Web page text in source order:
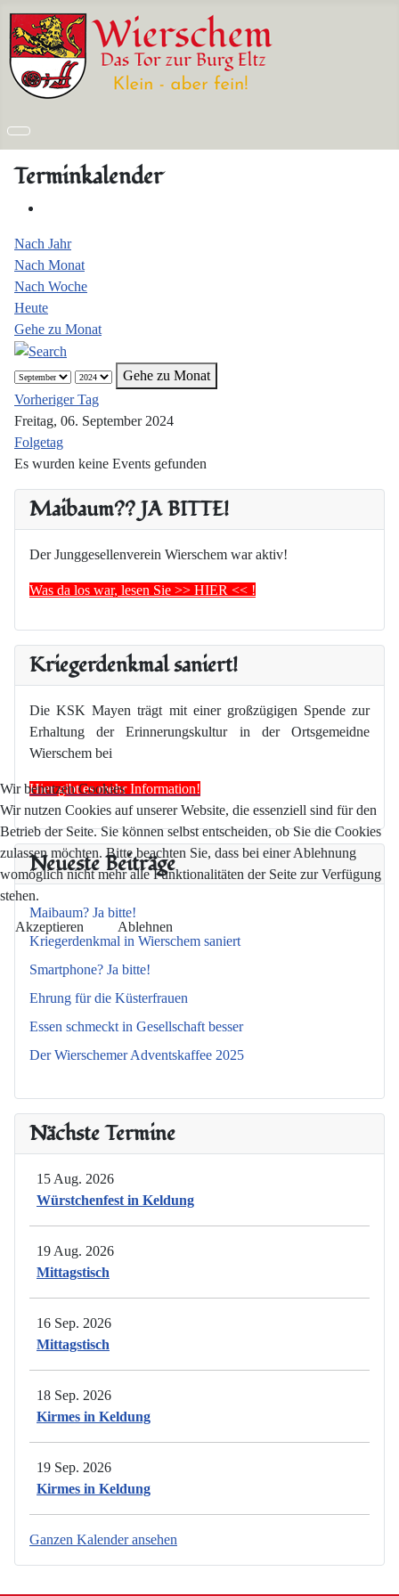
Maibaum?? JA BITTE!
Der Junggesellenverein Wierschem war aktiv!
Was da los war, lesen Sie >> HIER << !
Kriegerdenkmal saniert!
Die KSK Mayen trägt mit einer großzügigen Spende zur
Erhaltung der Erinnerungskultur in der Ortsgemeidne
Wierschem bei
Hier gibt es mehr Information!
Neueste Beiträge
Maibaum? Ja bitte!
Kriegerdenkmal in Wierschem saniert
Smartphone? Ja bitte!
Ehrung für die Küsterfrauen
Essen schmeckt in Gesellschaft besser
Der Wierschemer Adventskaffee 2025
Nächste Termine
15 Aug. 2026
Würstchenfest in Keldung
19 Aug. 2026
Mittagstisch
16 Sep. 2026
Mittagstisch
18 Sep. 2026
Kirmes in Keldung
19 Sep. 2026
Kirmes in Keldung
Ganzen Kalender ansehen
Terminkalender
Nach Jahr
Nach Monat
Nach Woche
Heute
Gehe zu Monat
Gehe zu Monat
Vorheriger Tag
Freitag, 06. September 2024
Folgetag
Es wurden keine Events gefunden
Wir benutzen Cookies
Wir nutzen Cookies auf unserer Website, die essenziell sind für den
Betrieb der Seite. Sie können selbst entscheiden, ob Sie die Cookies
zulassen möchten. Bitte beachten Sie, dass bei einer Ablehnung
womöglich nicht mehr alle Funktionalitäten der Seite zur Verfügung
stehen.
Akzeptieren Ablehnen